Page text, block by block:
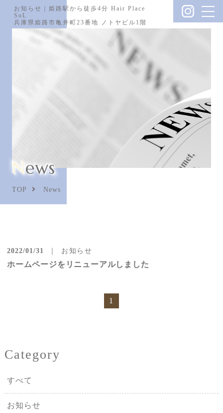
お知らせ｜姫路駅から徒歩4分 Hair Place
SoL
兵庫県姫路市亀井町23番地 ノトヤビル1階
News
TOP News
2022/01/31 お知らせ
ホームページをリニューアルしました
1
Category
すべて
お知らせ